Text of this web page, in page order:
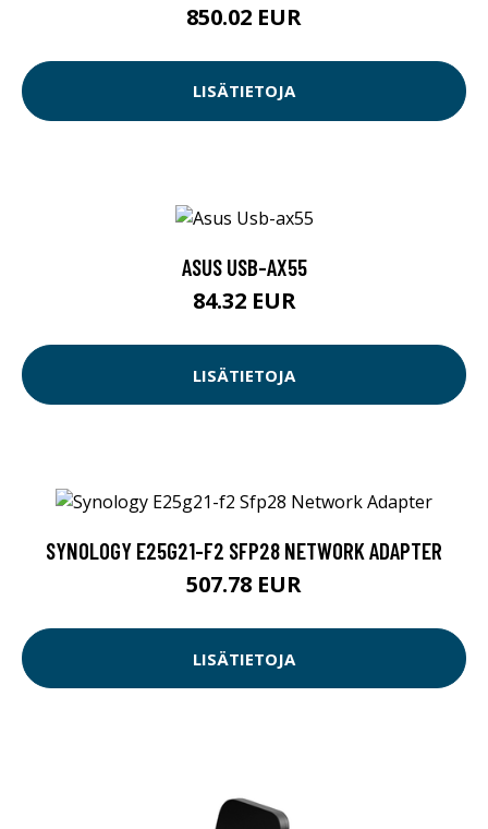
850.02 EUR
LISÄTIETOJA
ASUS USB-AX55
84.32 EUR
LISÄTIETOJA
SYNOLOGY E25G21-F2 SFP28 NETWORK ADAPTER
507.78 EUR
LISÄTIETOJA